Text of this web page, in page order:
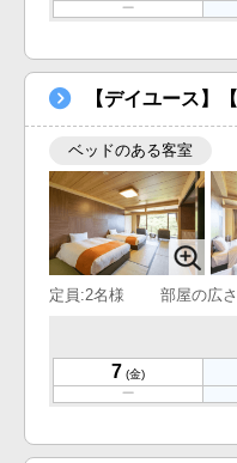
【デイユース】
ベッドのある客室
定員:2名様 部屋の広
7 (金)